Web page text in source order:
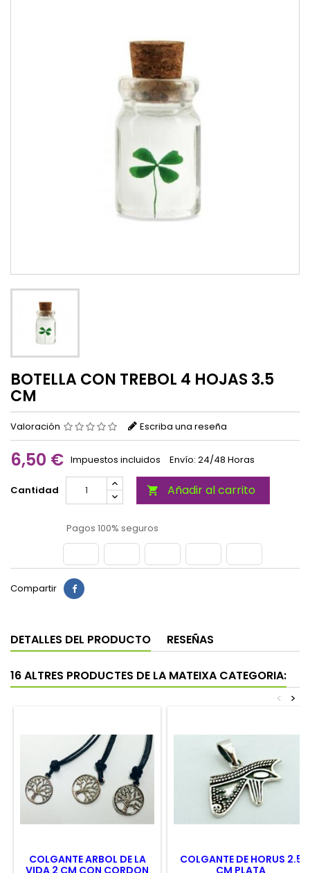
BOTELLA CON TREBOL 4 HOJAS 3.5
CM
Valoración Escriba una reseña
6,50 € Impuestos incluidos Envío: 24/48 Horas
Cantidad  Añadir al carrito
Pagos 100% seguros
Compartir
DETALLES DEL PRODUCTO RESEÑAS
16 ALTRES PRODUCTES DE LA MATEIXA CATEGORIA:
>
<
COLGANTE ARBOL DE LA
COLGANTE DE HORUS 2.5